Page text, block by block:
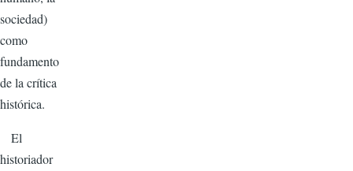
sociedad)
como
fundamento
de la crítica
histórica.
El
historiador